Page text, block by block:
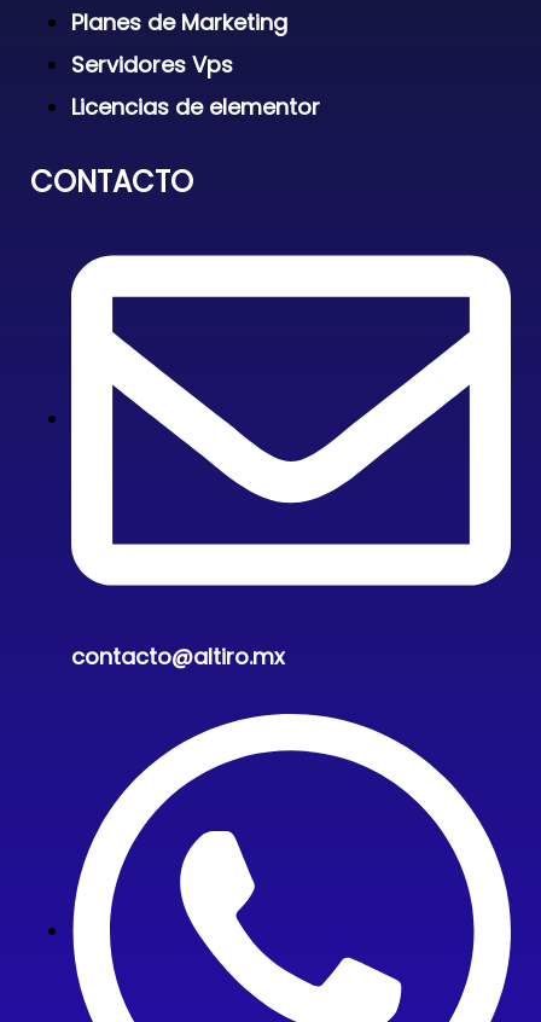
Planes de Marketing
Servidores Vps
Licencias de elementor
CONTACTO
contacto@altiro.mx